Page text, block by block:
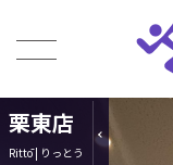
栗東店
Rittō | りっとう